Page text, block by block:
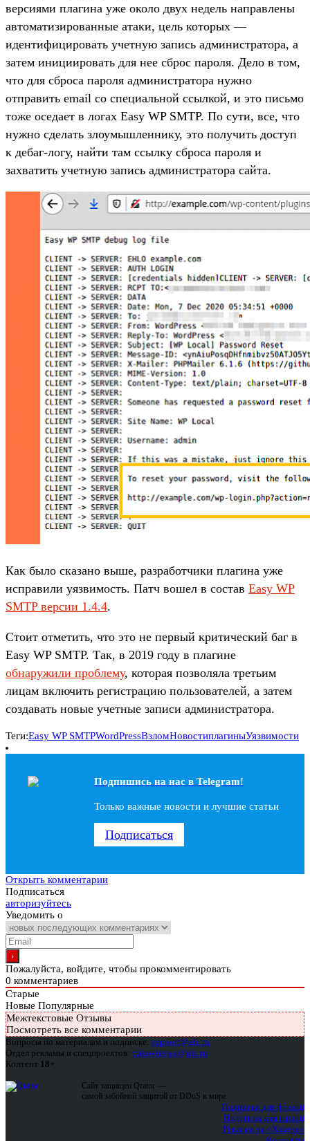
версиями плагина уже около двух недель направлены
автоматизированные атаки, цель которых —
идентифицировать учетную запись администратора, а
затем инициировать для нее сброс пароля. Дело в том,
что для сброса пароля администратора нужно
отправить email со специальной ссылкой, и это письмо
тоже оседает в логах Easy WP SMTP. По сути, все, что
нужно сделать злоумышленнику, это получить доступ
к дебаг-логу, найти там ссылку сброса пароля и
захватить учетную запись администратора сайта.
Как было сказано выше, разработчики плагина уже
исправили уязвимость. Патч вошел в состав Easy WP
SMTP версии 1.4.4.
Стоит отметить, что это не первый критический баг в
Easy WP SMTP. Так, в 2019 году в плагине
обнаружили проблему, которая позволяла третьим
лицам включить регистрацию пользователей, а затем
создавать новые учетные записи администратора.
Теги:Easy WP SMTPWordPressВзломНовостиплагиныУязвимости
Подпишись на наc в Telegram!
Только важные новости и лучшие статьи
Подписаться
Открыть комментарии
Подписаться
авторизуйтесь
Уведомить о
Пожалуйста, войдите, чтобы прокомментировать
0 комментариев
Старые
Новые Популярные
Межтекстовые Отзывы
Посмотреть все комментарии
Вопросы по материалам и подписке: support@glc.ru
Отдел рекламы и спецпроектов: yakovleva.a@glc.ru
Контент 18+
Сайт защищен Qrator —
самой забойной защитой от DDoS в мире
Подписка для физлиц
Подписка для юрлиц
Реклама на «Хакере»